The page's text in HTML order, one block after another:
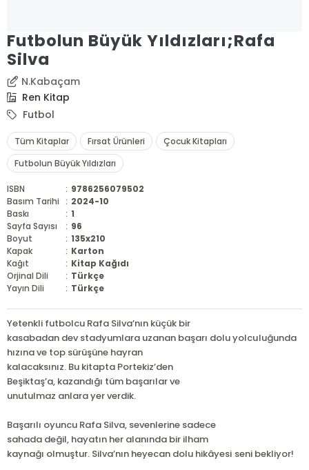
Futbolun Büyük Yıldızları;Rafa
Silva
N.Kabaçam
Ren Kitap
Futbol
Tüm Kitaplar Fırsat Ürünleri
Çocuk Kitapları
Futbolun Büyük Yıldızları
ISBN : 9786256079502
Basım Tarihi : 2024-10
Baskı
: 1
Sayfa Sayısı
: 96
Boyut
: 135x210
Kapak
: Karton
Kağıt
: Kitap Kağıdı
Orjinal Dili
: Türkçe
Yayın Dili
: Türkçe
Yetenkli futbolcu Rafa Silva’nın küçük bir
kasabadan dev stadyumlara uzanan başarı dolu yolculuğunda
hızına ve top sürüşüne hayran
kalacaksınız. Bu kitapta Portekiz’den
Beşiktaş’a, kazandığı tüm başarılar ve
unutulmaz anlara yer verdik.
Başarılı oyuncu Rafa Silva, sevenlerine sadece
sahada değil, hayatın her alanında bir ilham
kaynağı olmuştur. Silva’nın heyecan dolu hikâyesi seni bekliyor!